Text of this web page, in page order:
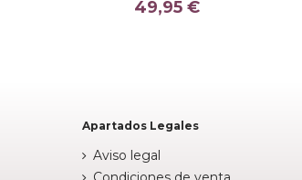
49,95 €
NEGRO
Apartados Legales
Aviso legal